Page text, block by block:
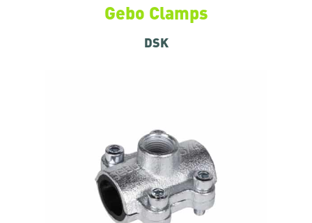
Gebo Clamps
DSK